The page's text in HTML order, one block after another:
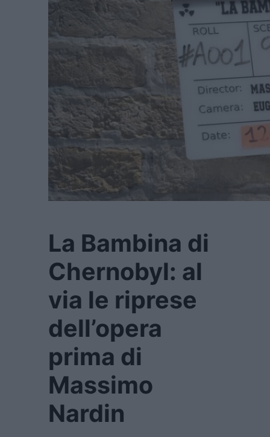
La Bambina di
Chernobyl: al
via le riprese
dell’opera
prima di
Massimo
Nardin